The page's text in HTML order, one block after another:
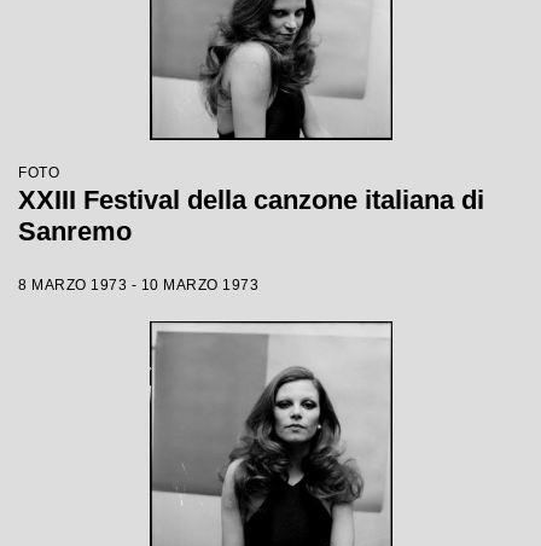
FOTO
XXIII Festival della canzone italiana di
Sanremo
8 MARZO 1973 - 10 MARZO 1973